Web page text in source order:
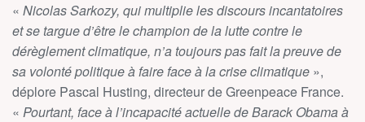
« Nicolas Sarkozy, qui multiplie les discours incantatoires
et se targue d’être le champion de la lutte contre le
dérèglement climatique, n’a toujours pas fait la preuve de
sa volonté politique à faire face à la crise climatique »,
déplore Pascal Husting, directeur de Greenpeace France.
« Pourtant, face à l’incapacité actuelle de Barack Obama à